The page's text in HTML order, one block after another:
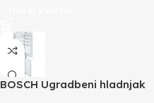
BOSCH Ugradbeni hladnjak